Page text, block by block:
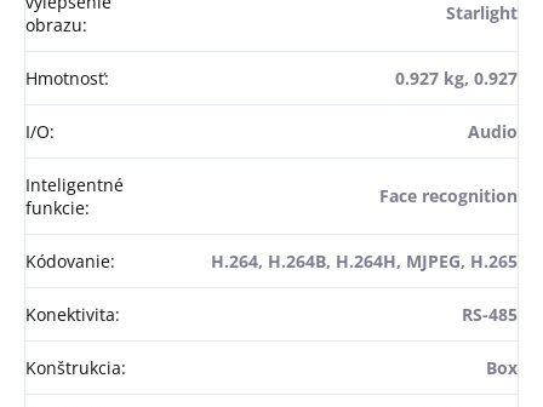
obrazu:
Starlight
Hmotnosť: 0.927 kg, 0.927
I/O: Audio
Inteligentné
funkcie:
Face recognition
Kódovanie: H.264, H.264B, H.264H, MJPEG, H.265
Konektivita: RS-485
Konštrukcia: Box